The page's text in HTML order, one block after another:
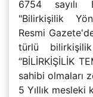
6754 sayılı
"Bilirkişilik
Resmi
türlü
“BİLİRKİŞİLİK
sahibi olmaları
5 Yıllık mesleki